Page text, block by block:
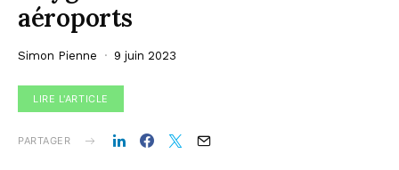
aéroports
Simon Pienne 9 juin 2023
LIRE L'ARTICLE
PARTAGER